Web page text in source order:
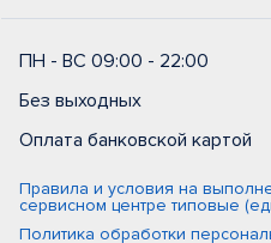
ПН - ВС 09:00 - 22:00
Без выходных
Оплата банковской картой
Правила и условия на
сервисном центре типовые
Политика обработки